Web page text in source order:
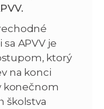
APVV je
ktorý
na konci
konečnom
školstva